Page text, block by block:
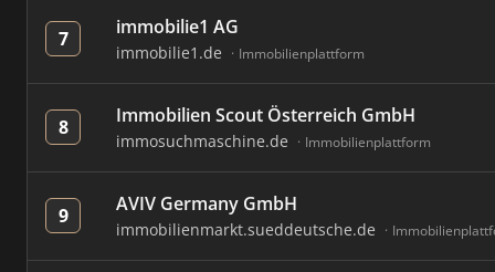
7 immobilie1 AG
immobilie1.de Immobilienplattform
8 Immobilien Scout Österreich GmbH
immosuchmaschine.de Immobilienplattform
9 AVIV Germany GmbH
immobilienmarkt.sueddeutsche.de